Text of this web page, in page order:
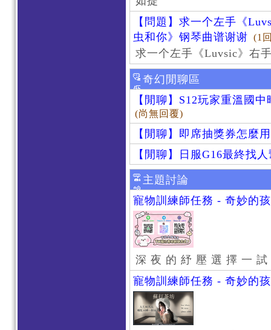
【問題】求一个左手《
虫和你》钢琴曲谱谢谢 (1
求一个左手《Luvsic》右
奇幻閒聊區
【閒聊】S12玩家重溫國
(尚無回覆)
【閒聊】即席抽獎券怎麼
【閒聊】日服G16最終找
主題討論
寵物訓練師任務 - 奇妙的
深 夜 的 紓 壓 選 擇 一
寵物訓練師任務 - 奇妙的